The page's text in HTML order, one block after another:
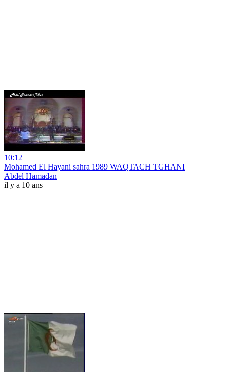
10:12
Mohamed El Hayani sahra 1989 WAQTACH TGHANI
Abdel Hamadan
il y a 10 ans